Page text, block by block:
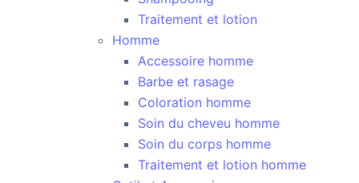
Traitement et lotion
Homme
Accessoire homme
Barbe et rasage
Coloration homme
Soin du cheveu homme
Soin du corps homme
Traitement et lotion homme